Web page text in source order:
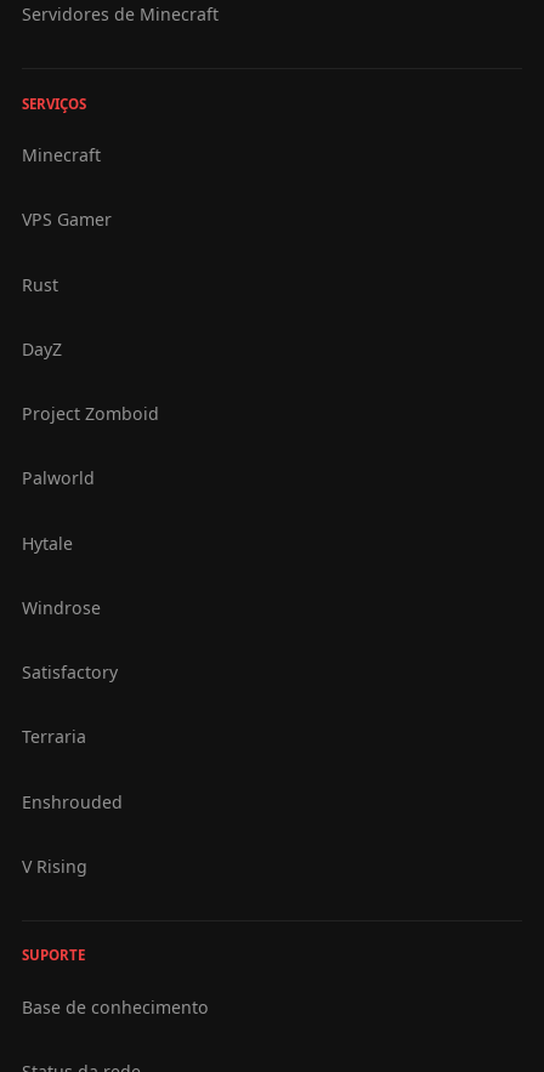
Servidores de Minecraft
SERVIÇOS
Minecraft
VPS Gamer
Rust
DayZ
Project Zomboid
Palworld
Hytale
Windrose
Satisfactory
Terraria
Enshrouded
V Rising
SUPORTE
Base de conhecimento